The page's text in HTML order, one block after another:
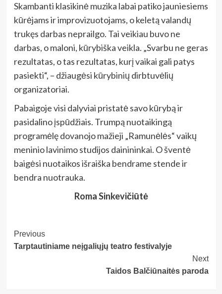
Skambanti klasikinė muzika labai patiko jauniesiems
kūrėjams ir improvizuotojams, o keletą valandų
trukęs darbas neprailgo. Tai veikiau buvo ne
darbas, o maloni, kūrybiška veikla. „Svarbu ne geras
rezultatas, o tas rezultatas, kurį vaikai gali patys
pasiekti“, – džiaugėsi kūrybinių dirbtuvėlių
organizatoriai.
Pabaigoje visi dalyviai pristatė savo kūrybą ir
pasidalino įspūdžiais. Trumpą nuotaikingą
programėlę dovanojo mažieji „Ramunėlės“ vaikų
meninio lavinimo studijos dainininkai. O šventė
baigėsi nuotaikos išraiška bendrame stende ir
bendra nuotrauka.
Roma Sinkevičiūtė
Post
Navigation
Previous
Tarptautiniame neįgaliųjų teatro festivalyje
Next
Taidos Balčiūnaitės paroda